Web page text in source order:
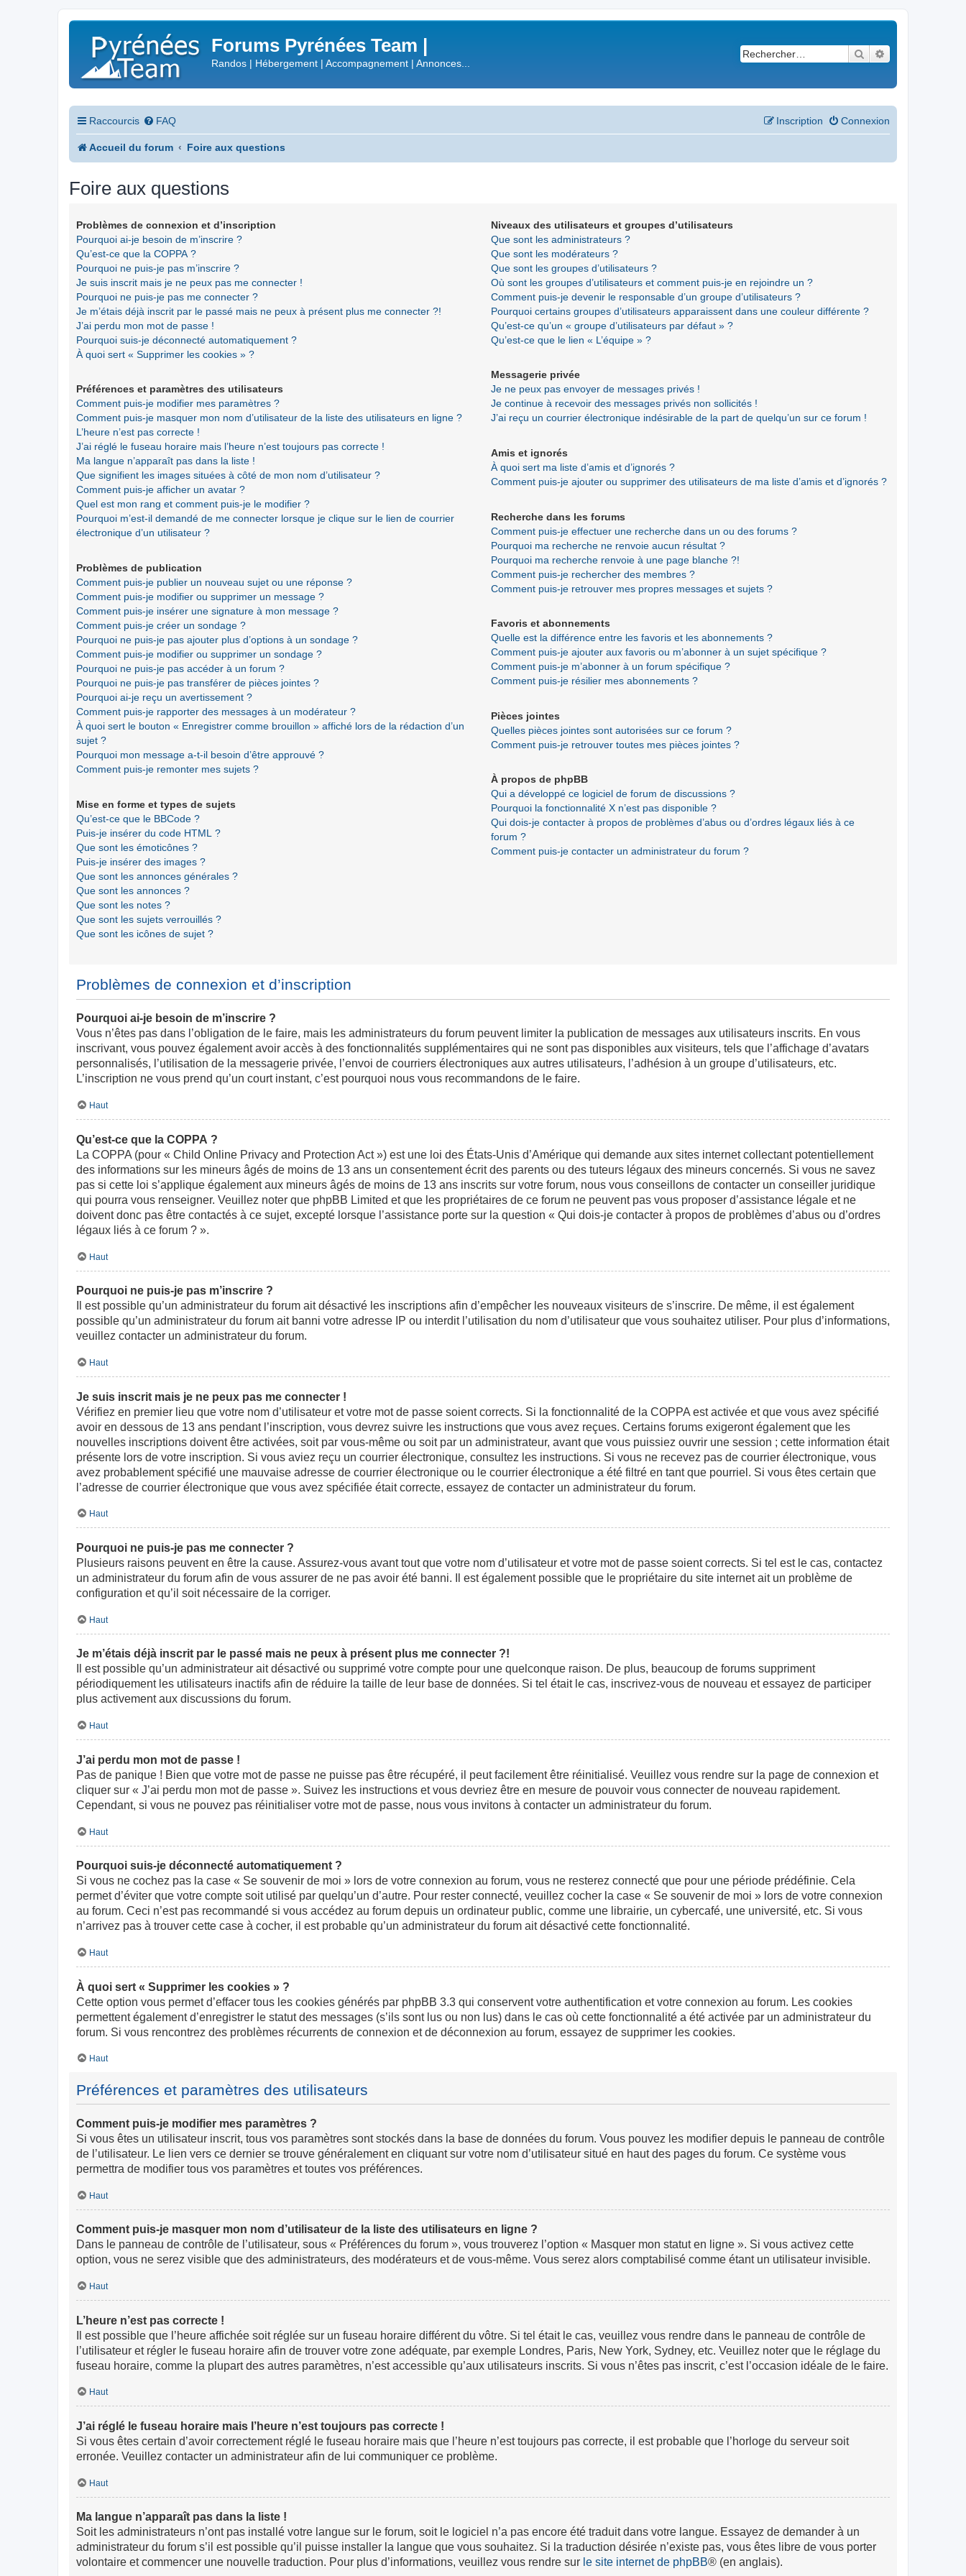
Forums Pyrénées Team |
Randos | Hébergement | Accompagnement | Annonces...
Rechercher
Raccourcis FAQ Connexion
Inscription
Accueil du forum Foire aux questions
Foire aux questions
Problèmes de connexion et d’inscription
Pourquoi ai-je besoin de m’inscrire ?
Qu’est-ce que la COPPA ?
Pourquoi ne puis-je pas m’inscrire ?
Je suis inscrit mais je ne peux pas me connecter !
Pourquoi ne puis-je pas me connecter ?
Je m’étais déjà inscrit par le passé mais ne peux à présent plus me connecter ?!
J’ai perdu mon mot de passe !
Pourquoi suis-je déconnecté automatiquement ?
À quoi sert « Supprimer les cookies » ?
Préférences et paramètres des utilisateurs
Comment puis-je modifier mes paramètres ?
Comment puis-je masquer mon nom d’utilisateur de la liste des utilisateurs en ligne ?
L’heure n’est pas correcte !
J’ai réglé le fuseau horaire mais l’heure n’est toujours pas correcte !
Ma langue n’apparaît pas dans la liste !
Que signifient les images situées à côté de mon nom d’utilisateur ?
Comment puis-je afficher un avatar ?
Quel est mon rang et comment puis-je le modifier ?
Pourquoi m’est-il demandé de me connecter lorsque je clique sur le lien de courrier
électronique d’un utilisateur ?
Problèmes de publication
Comment puis-je publier un nouveau sujet ou une réponse ?
Comment puis-je modifier ou supprimer un message ?
Comment puis-je insérer une signature à mon message ?
Comment puis-je créer un sondage ?
Pourquoi ne puis-je pas ajouter plus d’options à un sondage ?
Comment puis-je modifier ou supprimer un sondage ?
Pourquoi ne puis-je pas accéder à un forum ?
Pourquoi ne puis-je pas transférer de pièces jointes ?
Pourquoi ai-je reçu un avertissement ?
Comment puis-je rapporter des messages à un modérateur ?
À quoi sert le bouton « Enregistrer comme brouillon » affiché lors de la rédaction d’un
sujet ?
Pourquoi mon message a-t-il besoin d’être approuvé ?
Comment puis-je remonter mes sujets ?
Mise en forme et types de sujets
Qu’est-ce que le BBCode ?
Puis-je insérer du code HTML ?
Que sont les émoticônes ?
Puis-je insérer des images ?
Que sont les annonces générales ?
Que sont les annonces ?
Que sont les notes ?
Que sont les sujets verrouillés ?
Que sont les icônes de sujet ?
Niveaux des utilisateurs et groupes d’utilisateurs
Que sont les administrateurs ?
Que sont les modérateurs ?
Que sont les groupes d’utilisateurs ?
Où sont les groupes d’utilisateurs et comment puis-je en rejoindre un ?
Comment puis-je devenir le responsable d’un groupe d’utilisateurs ?
Pourquoi certains groupes d’utilisateurs apparaissent dans une couleur différente ?
Qu’est-ce qu’un « groupe d’utilisateurs par défaut » ?
Qu’est-ce que le lien « L’équipe » ?
Messagerie privée
Je ne peux pas envoyer de messages privés !
Je continue à recevoir des messages privés non sollicités !
J’ai reçu un courrier électronique indésirable de la part de quelqu’un sur ce forum !
Amis et ignorés
À quoi sert ma liste d’amis et d’ignorés ?
Comment puis-je ajouter ou supprimer des utilisateurs de ma liste d’amis et d’ignorés ?
Recherche dans les forums
Comment puis-je effectuer une recherche dans un ou des forums ?
Pourquoi ma recherche ne renvoie aucun résultat ?
Pourquoi ma recherche renvoie à une page blanche ?!
Comment puis-je rechercher des membres ?
Comment puis-je retrouver mes propres messages et sujets ?
Favoris et abonnements
Quelle est la différence entre les favoris et les abonnements ?
Comment puis-je ajouter aux favoris ou m’abonner à un sujet spécifique ?
Comment puis-je m’abonner à un forum spécifique ?
Comment puis-je résilier mes abonnements ?
Pièces jointes
Quelles pièces jointes sont autorisées sur ce forum ?
Comment puis-je retrouver toutes mes pièces jointes ?
À propos de phpBB
Qui a développé ce logiciel de forum de discussions ?
Pourquoi la fonctionnalité X n’est pas disponible ?
Qui dois-je contacter à propos de problèmes d’abus ou d’ordres légaux liés à ce
forum ?
Comment puis-je contacter un administrateur du forum ?
Problèmes de connexion et d’inscription
Pourquoi ai-je besoin de m’inscrire ?
Vous n’êtes pas dans l’obligation de le faire, mais les administrateurs du forum peuvent limiter la publication de messages aux utilisateurs inscrits. En vous
inscrivant, vous pouvez également avoir accès à des fonctionnalités supplémentaires qui ne sont pas disponibles aux visiteurs, tels que l’affichage d’avatars
personnalisés, l’utilisation de la messagerie privée, l’envoi de courriers électroniques aux autres utilisateurs, l’adhésion à un groupe d’utilisateurs, etc.
L’inscription ne vous prend qu’un court instant, c’est pourquoi nous vous recommandons de le faire.
Haut
Qu’est-ce que la COPPA ?
La COPPA (pour « Child Online Privacy and Protection Act ») est une loi des États-Unis d’Amérique qui demande aux sites internet collectant potentiellement
des informations sur les mineurs âgés de moins de 13 ans un consentement écrit des parents ou des tuteurs légaux des mineurs concernés. Si vous ne savez
pas si cette loi s’applique également aux mineurs âgés de moins de 13 ans inscrits sur votre forum, nous vous conseillons de contacter un conseiller juridique
qui pourra vous renseigner. Veuillez noter que phpBB Limited et que les propriétaires de ce forum ne peuvent pas vous proposer d’assistance légale et ne
doivent donc pas être contactés à ce sujet, excepté lorsque l’assistance porte sur la question « Qui dois-je contacter à propos de problèmes d’abus ou d’ordres
légaux liés à ce forum ? ».
Haut
Pourquoi ne puis-je pas m’inscrire ?
Il est possible qu’un administrateur du forum ait désactivé les inscriptions afin d’empêcher les nouveaux visiteurs de s’inscrire. De même, il est également
possible qu’un administrateur du forum ait banni votre adresse IP ou interdit l’utilisation du nom d’utilisateur que vous souhaitez utiliser. Pour plus d’informations,
veuillez contacter un administrateur du forum.
Haut
Je suis inscrit mais je ne peux pas me connecter !
Vérifiez en premier lieu que votre nom d’utilisateur et votre mot de passe soient corrects. Si la fonctionnalité de la COPPA est activée et que vous avez spécifié
avoir en dessous de 13 ans pendant l’inscription, vous devrez suivre les instructions que vous avez reçues. Certains forums exigeront également que les
nouvelles inscriptions doivent être activées, soit par vous-même ou soit par un administrateur, avant que vous puissiez ouvrir une session ; cette information était
présente lors de votre inscription. Si vous aviez reçu un courrier électronique, consultez les instructions. Si vous ne recevez pas de courrier électronique, vous
avez probablement spécifié une mauvaise adresse de courrier électronique ou le courrier électronique a été filtré en tant que pourriel. Si vous êtes certain que
l’adresse de courrier électronique que vous avez spécifiée était correcte, essayez de contacter un administrateur du forum.
Haut
Pourquoi ne puis-je pas me connecter ?
Plusieurs raisons peuvent en être la cause. Assurez-vous avant tout que votre nom d’utilisateur et votre mot de passe soient corrects. Si tel est le cas, contactez
un administrateur du forum afin de vous assurer de ne pas avoir été banni. Il est également possible que le propriétaire du site internet ait un problème de
configuration et qu’il soit nécessaire de la corriger.
Haut
Je m’étais déjà inscrit par le passé mais ne peux à présent plus me connecter ?!
Il est possible qu’un administrateur ait désactivé ou supprimé votre compte pour une quelconque raison. De plus, beaucoup de forums suppriment
périodiquement les utilisateurs inactifs afin de réduire la taille de leur base de données. Si tel était le cas, inscrivez-vous de nouveau et essayez de participer
plus activement aux discussions du forum.
Haut
J’ai perdu mon mot de passe !
Pas de panique ! Bien que votre mot de passe ne puisse pas être récupéré, il peut facilement être réinitialisé. Veuillez vous rendre sur la page de connexion et
cliquer sur « J’ai perdu mon mot de passe ». Suivez les instructions et vous devriez être en mesure de pouvoir vous connecter de nouveau rapidement.
Cependant, si vous ne pouvez pas réinitialiser votre mot de passe, nous vous invitons à contacter un administrateur du forum.
Haut
Pourquoi suis-je déconnecté automatiquement ?
Si vous ne cochez pas la case « Se souvenir de moi » lors de votre connexion au forum, vous ne resterez connecté que pour une période prédéfinie. Cela
permet d’éviter que votre compte soit utilisé par quelqu’un d’autre. Pour rester connecté, veuillez cocher la case « Se souvenir de moi » lors de votre connexion
au forum. Ceci n’est pas recommandé si vous accédez au forum depuis un ordinateur public, comme une librairie, un cybercafé, une université, etc. Si vous
n’arrivez pas à trouver cette case à cocher, il est probable qu’un administrateur du forum ait désactivé cette fonctionnalité.
Haut
À quoi sert « Supprimer les cookies » ?
Cette option vous permet d’effacer tous les cookies générés par phpBB 3.3 qui conservent votre authentification et votre connexion au forum. Les cookies
permettent également d’enregistrer le statut des messages (s’ils sont lus ou non lus) dans le cas où cette fonctionnalité a été activée par un administrateur du
forum. Si vous rencontrez des problèmes récurrents de connexion et de déconnexion au forum, essayez de supprimer les cookies.
Haut
Préférences et paramètres des utilisateurs
Comment puis-je modifier mes paramètres ?
Si vous êtes un utilisateur inscrit, tous vos paramètres sont stockés dans la base de données du forum. Vous pouvez les modifier depuis le panneau de contrôle
de l’utilisateur. Le lien vers ce dernier se trouve généralement en cliquant sur votre nom d’utilisateur situé en haut des pages du forum. Ce système vous
permettra de modifier tous vos paramètres et toutes vos préférences.
Haut
Comment puis-je masquer mon nom d’utilisateur de la liste des utilisateurs en ligne ?
Dans le panneau de contrôle de l’utilisateur, sous « Préférences du forum », vous trouverez l’option « Masquer mon statut en ligne ». Si vous activez cette
option, vous ne serez visible que des administrateurs, des modérateurs et de vous-même. Vous serez alors comptabilisé comme étant un utilisateur invisible.
Haut
L’heure n’est pas correcte !
Il est possible que l’heure affichée soit réglée sur un fuseau horaire différent du vôtre. Si tel était le cas, veuillez vous rendre dans le panneau de contrôle de
l’utilisateur et régler le fuseau horaire afin de trouver votre zone adéquate, par exemple Londres, Paris, New York, Sydney, etc. Veuillez noter que le réglage du
fuseau horaire, comme la plupart des autres paramètres, n’est accessible qu’aux utilisateurs inscrits. Si vous n’êtes pas inscrit, c’est l’occasion idéale de le faire.
Haut
J’ai réglé le fuseau horaire mais l’heure n’est toujours pas correcte !
Si vous êtes certain d’avoir correctement réglé le fuseau horaire mais que l’heure n’est toujours pas correcte, il est probable que l’horloge du serveur soit
erronée. Veuillez contacter un administrateur afin de lui communiquer ce problème.
Haut
Ma langue n’apparaît pas dans la liste !
Soit les administrateurs n’ont pas installé votre langue sur le forum, soit le logiciel n’a pas encore été traduit dans votre langue. Essayez de demander à un
administrateur du forum s’il est possible qu’il puisse installer la langue que vous souhaitez. Si la traduction désirée n’existe pas, vous êtes libre de vous porter
volontaire et commencer une nouvelle traduction. Pour plus d’informations, veuillez vous rendre sur le site internet de phpBB® (en anglais).